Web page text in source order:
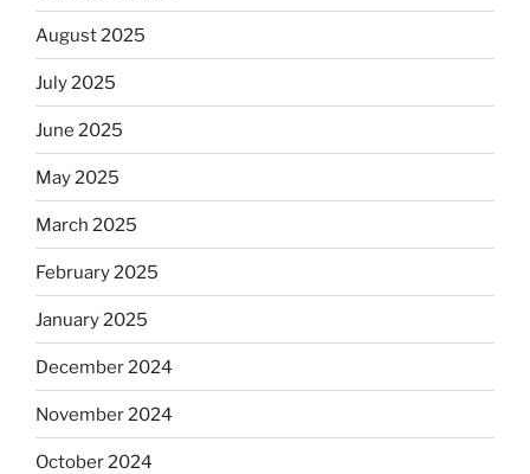
August 2025
July 2025
June 2025
May 2025
March 2025
February 2025
January 2025
December 2024
November 2024
October 2024